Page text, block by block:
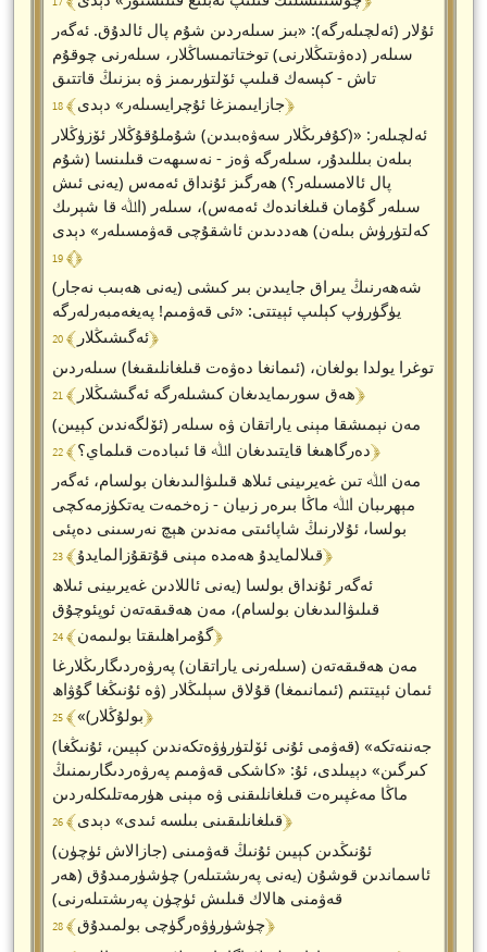
ئۇلار (ئەلچىلەرگە): «بىز سىلەردىن شۇم پال ئالدۇق. ئەگەر
سىلەر (دەۋىتىڭلارنى) توختاتمىساڭلار، سىلەرنى چوقۇم
تاش - كېسەك قىلىپ ئۆلتۈرىمىز ۋە بىزنىڭ قاتتىق
جازايىمىزغا ئۇچرايسىلەر» دېدى﴾ 18 ﴿
ئەلچىلەر: «(كۇفرىڭلار سەۋەبىدىن) شۇملۇقۇڭلار ئۆزۈڭلار
بىلەن بىللىدۇر، سىلەرگە ۋەز - نەسىھەت قىلىنسا (شۇم
پال ئالامسىلەر؟) ھەرگىز ئۇنداق ئەمەس (يەنى ئىش
سىلەر گۇمان قىلغاندەك ئەمەس)، سىلەر (اﷲ قا شېرىك
كەلتۈرۈش بىلەن) ھەددىدىن ئاشقۇچى قەۋمسىلەر» دېدى
﴾ 19 ﴿
شەھەرنىڭ يىراق جايىدىن بىر كىشى (يەنى ھەبىب نەجار)
يۈگۈرۈپ كېلىپ ئېيتتى: «ئى قەۋمىم! پەيغەمبەرلەرگە
ئەگىشىڭلار﴾ 20 ﴿
توغرا يولدا بولغان، (ئىمانغا دەۋەت قىلغانلىقىغا) سىلەردىن
ھەق سورىمايدىغان كىشىلەرگە ئەگىشىڭلار﴾ 21 ﴿
مەن نېمىشقا مېنى ياراتقان ۋە سىلەر (ئۆلگەندىن كېيىن)
دەرگاھىغا قايتىدىغان اﷲ قا ئىبادەت قىلماي؟﴾ 22 ﴿
مەن اﷲ تىن غەيرىينى ئىلاھ قىلىۋالىدىغان بولسام، ئەگەر
مېھرىبان اﷲ ماڭا بىرەر زىيان - زەخمەت يەتكۈزمەكچى
بولسا، ئۇلارنىڭ شاپائىتى مەندىن ھېچ نەرسىنى دەپئى
قىلالمايدۇ ھەمدە مېنى قۇتقۇزالمايدۇ﴾ 23 ﴿
ئەگەر ئۇنداق بولسا (يەنى ئاللادىن غەيرىينى ئىلاھ
قىلىۋالىدىغان بولسام)، مەن ھەقىقەتەن ئوپئوچۇق
گۇمراھلىقتا بولىمەن﴾ 24 ﴿
مەن ھەقىقەتەن (سىلەرنى ياراتقان) پەرۋەردىگارىڭلارغا
ئىمان ئېيتتىم (ئىمانىمغا) قۇلاق سېلىڭلار (ۋە ئۇنىڭغا گۇۋاھ
بولۇڭلار)»﴾ 25 ﴿
(قەۋمى ئۇنى ئۆلتۈرۈۋەتكەندىن كېيىن، ئۇنىڭغا) «جەننەتكە
كىرگىن» دېيىلدى، ئۇ: «كاشكى قەۋمىم پەرۋەردىگارىمنىڭ
ماڭا مەغپىرەت قىلغانلىقنى ۋە مېنى ھۈرمەتلىكلەردىن
قىلغانلىقىنى بىلسە ئىدى» دېدى﴾ 26 ﴿
ئۇنىڭدىن كېيىن ئۇنىڭ قەۋمىنى (جازالاش ئۈچۈن)
ئاسماندىن قوشۇن (يەنى پەرىشتىلەر) چۈشۈرمىدۇق (ھەر
قەۋمنى ھالاك قىلىش ئۈچۈن پەرىشتىلەرنى)
چۈشۈرۈۋەرگۈچى بولمىدۇق﴾ 28 ﴿